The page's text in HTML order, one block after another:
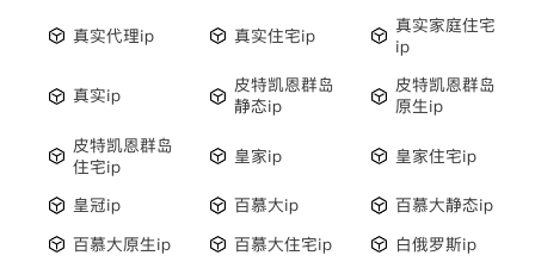
真实代理ip 真实住宅ip
真实家庭住宅
ip
真实ip
皮特凯恩群岛
静态ip
皮特凯恩群岛
原生ip
皮特凯恩群岛
住宅ip
皇家ip 皇家住宅ip
皇冠ip 百慕大ip
百慕大静态ip
百慕大原生ip
百慕大住宅ip
白俄罗斯ip